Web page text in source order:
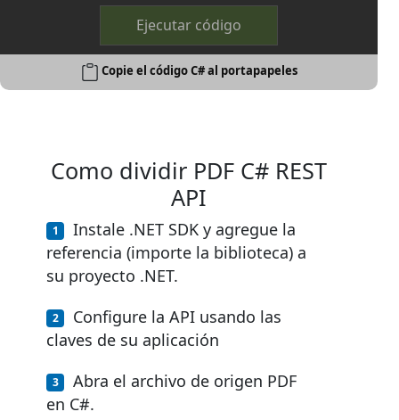
Ejecutar código
Copie el código C# al portapapeles
Como dividir PDF C# REST
API
Instale .NET SDK y agregue la
referencia (importe la biblioteca) a
su proyecto .NET.
Configure la API usando las
claves de su aplicación
Abra el archivo de origen PDF
en C#.